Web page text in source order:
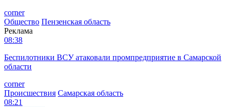
corner
Общество Пензенская область
Реклама
08:38
Беспилотники ВСУ атаковали промпредприятие в Самарской
области
corner
Происшествия Самарская область
08:21